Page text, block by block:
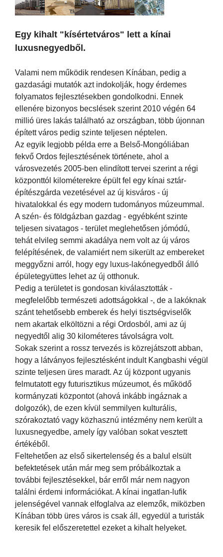
Egy kihalt "kísértetváros" lett a kínai
luxusnegyedből.
Valami nem működik rendesen Kínában, pedig a
gazdasági mutatók azt indokolják, hogy érdemes
folyamatos fejlesztésekben gondolkodni. Ennek
ellenére bizonyos becslések szerint 2010 végén 64
millió üres lakás található az országban, több újonnan
épített város pedig szinte teljesen néptelen.
Az egyik legjobb példa erre a Belső-Mongóliában
fekvő Ordos fejlesztésének története, ahol a
városvezetés 2005-ben elindított tervei szerint a régi
központtól kilométerekre épült fel egy kínai sztár-
építészgárda vezetésével az új kisváros - új
hivatalokkal és egy modern tudományos múzeummal.
A szén- és földgázban gazdag - egyébként szinte
teljesen sivatagos - terület meglehetősen jómódú,
tehát elvileg semmi akadálya nem volt az új város
felépítésének, de valamiért nem sikerült az embereket
meggyőzni arról, hogy egy luxus-lakónegyedből álló
épületegyüttes lehet az új otthonuk.
Pedig a területet is gondosan kiválasztották -
megfelelőbb természeti adottságokkal -, de a lakóknak
szánt tehetősebb emberek és helyi tisztségviselők
nem akartak elköltözni a régi Ordosból, ami az új
negyedtől alig 30 kilométeres távolságra volt.
Sokak szerint a rossz tervezés is közrejátszott abban,
hogy a látványos fejlesztésként indult Kangbashi végül
szinte teljesen üres maradt. Az új központ ugyanis
felmutatott egy futurisztikus múzeumot, és működő
kormányzati központot (ahová inkább ingáznak a
dolgozók), de ezen kívül semmilyen kulturális,
szórakoztató vagy közhasznú intézmény nem került a
luxusnegyedbe, amely így valóban sokat vesztett
értékéből.
Feltehetően az első sikertelenség és a balul elsült
befektetések után már meg sem próbálkoztak a
további fejlesztésekkel, bár erről már nem nagyon
találni érdemi információkat. A kínai ingatlan-lufik
jelenségével vannak elfoglalva az elemzők, miközben
Kínában több üres város is csak áll, egyedül a turisták
keresik fel előszeretettel ezeket a kihalt helyeket.